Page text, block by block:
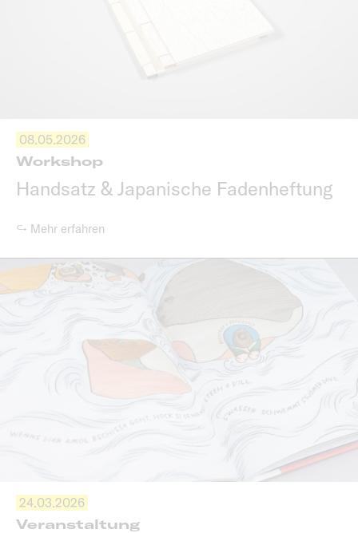
08.05.2026
Workshop
Handsatz & Japanische Fadenheftung
↪ Mehr erfahren
24.03.2026
Veranstaltung